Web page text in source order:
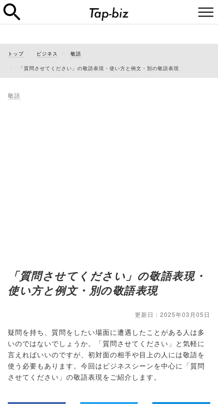
トップ ビジネス 敬語
「質問させてください」の敬語表現・使い方と例文・別の敬語表現
敬語
「質問させてください」の敬語表現・
使い方と例文・別の敬語表現
更新日：2025年03月05日
疑問を持ち、質問をしたい場面に遭遇したことがある人は多
いのではないでしょうか。「質問させてください」と気軽に
言えればいいのですが、初対面の相手や目上の人には敬語を
使う必要もあります。今回はビジネスシーンを中心に「質問
させてください」の敬語表現をご紹介します。